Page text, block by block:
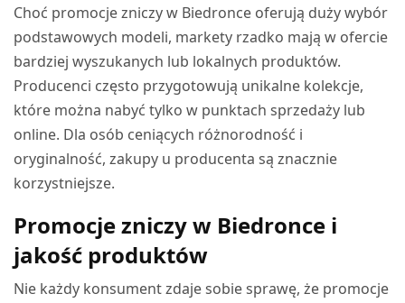
Choć promocje zniczy w Biedronce oferują duży wybór
podstawowych modeli, markety rzadko mają w ofercie
bardziej wyszukanych lub lokalnych produktów.
Producenci często przygotowują unikalne kolekcje,
które można nabyć tylko w punktach sprzedaży lub
online. Dla osób ceniących różnorodność i
oryginalność, zakupy u producenta są znacznie
korzystniejsze.
Promocje zniczy w Biedronce i
jakość produktów
Nie każdy konsument zdaje sobie sprawę, że promocje